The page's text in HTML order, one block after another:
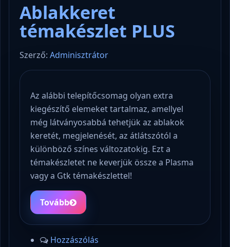
Ablakkeret
témakészlet PLUS
Szerző: Adminisztrátor
Az alábbi telepítőcsomag olyan extra
kiegészítő elemeket tartalmaz, amellyel
még látványosabbá tehetjük az ablakok
keretét, megjelenését, az átlátszótól a
különböző színes változatokig. Ezt a
témakészletet ne keverjük össze a Plasma
vagy a Gtk témakészlettel!
Tovább
Hozzászólás